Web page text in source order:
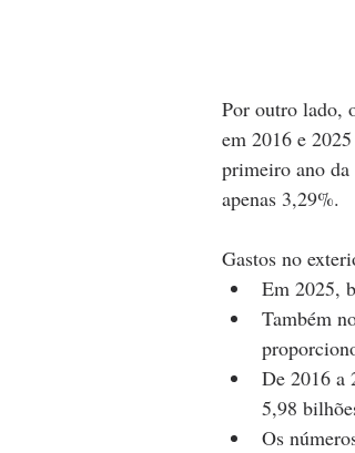
Por outro lado,
em 2016 e
primeiro ano
apenas 3,29%.
Gastos no
Em 2025,
Também
De 2016 a
5,98
Os